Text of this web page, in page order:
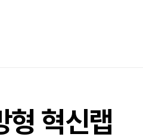
형 혁신랩